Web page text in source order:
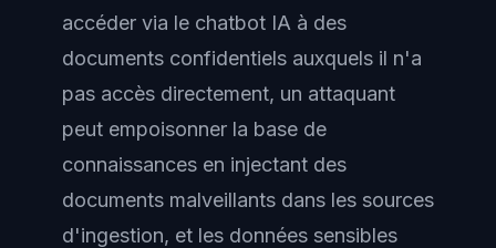
accéder via le chatbot IA à des
documents confidentiels auxquels il n'a
pas accès directement, un attaquant
peut empoisonner la base de
connaissances en injectant des
documents malveillants dans les sources
d'ingestion, et les données sensibles